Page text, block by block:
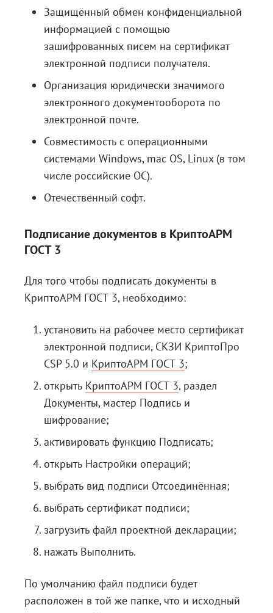
Защищённый обмен конфиденциальной
информацией с помощью
зашифрованных писем на сертификат
электронной подписи получателя.
Организация юридически значимого
электронного документооборота по
электронной почте.
Совместимость с операционными
системами Windows, mac OS, Linux (в том
числе российские ОС).
Отечественный софт.
Подписание документов в КриптоАРМ
ГОСТ 3
Для того чтобы подписать документы в
КриптоАРМ ГОСТ 3, необходимо:
установить на рабочее место сертификат
электронной подписи, СКЗИ КриптоПро
CSP 5.0 и КриптоАРМ ГОСТ 3;
открыть КриптоАРМ ГОСТ 3, раздел
Документы, мастер Подпись и
шифрование;
активировать функцию Подписать;
открыть Настройки операций;
выбрать вид подписи Отсоединённая;
выбрать сертификат подписи;
загрузить файл проектной декларации;
нажать Выполнить.
По умолчанию файл подписи будет
расположен в той же папке, что и исходный